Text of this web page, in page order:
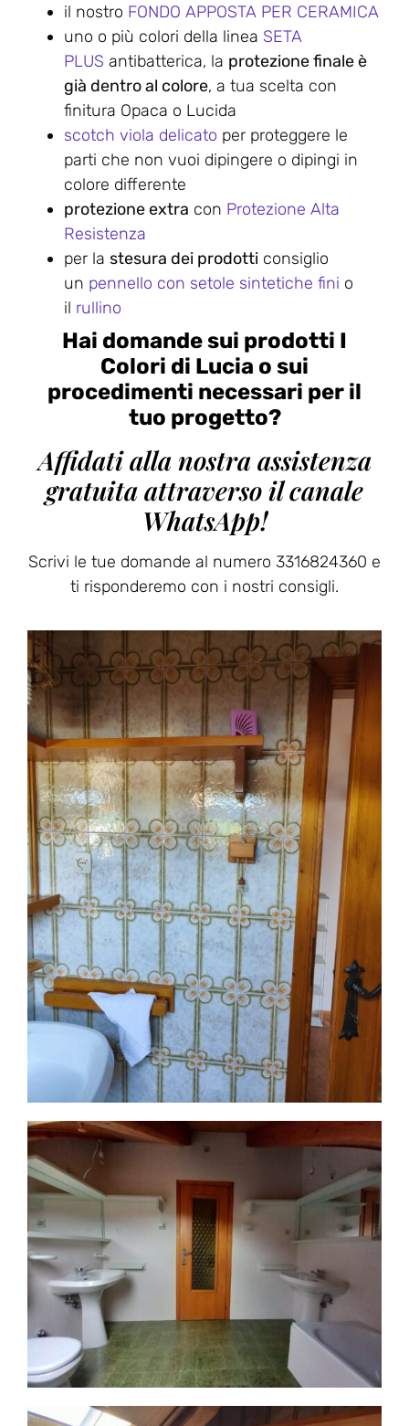
il nostro FONDO APPOSTA PER CERAMICA
uno o più colori della linea SETA
PLUS antibatterica, la protezione finale è
già dentro al colore, a tua scelta con
finitura Opaca o Lucida
scotch viola delicato per proteggere le
parti che non vuoi dipingere o dipingi in
colore differente
protezione extra con Protezione Alta
Resistenza
per la stesura dei prodotti consiglio
un pennello con setole sintetiche fini o
il rullino
Hai domande sui prodotti I
Colori di Lucia o sui
procedimenti necessari per il
tuo progetto?
Affidati alla nostra assistenza
gratuita attraverso il canale
WhatsApp!
Scrivi le tue domande al numero 3316824360 e
ti risponderemo con i nostri consigli.